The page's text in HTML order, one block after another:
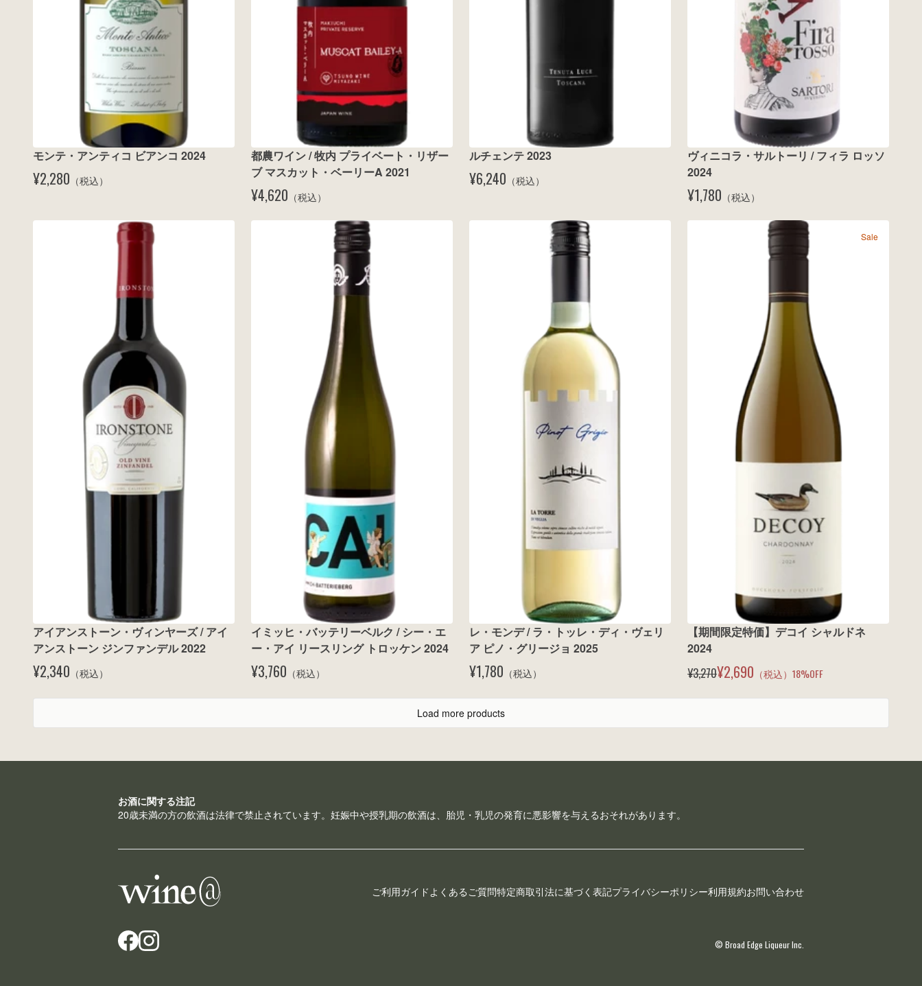
モンテ・アンティコ ビアンコ 2024
¥2,280 （税込）
都農ワイン / 牧内 プライベート・リザー
ブ マスカット・ベーリーA 2021
¥4,620 （税込）
ルチェンテ 2023
¥6,240 （税込）
ヴィニコラ・サルトーリ / フィラ ロッソ
2024
¥1,780 （税込）
アイアンストーン・ヴィンヤーズ / アイ
アンストーン ジンファンデル 2022
¥2,340 （税込）
イミッヒ・バッテリーベルク / シー・エ
ー・アイ リースリング トロッケン 2024
¥3,760 （税込）
レ・モンデ / ラ・トッレ・ディ・ヴェリ
ア ピノ・グリージョ 2025
¥1,780 （税込）
Sale
【期間限定特価】デコイ シャルドネ
2024
¥3,270¥2,690 （税込） 18%OFF
Load more products
お酒に関する注記
20歳未満の方の飲酒は法律で禁止されています。妊娠中や授乳期の飲酒は、胎児・乳児の発育に悪影響を与えるおそれがあります。
ご利用ガイド よくあるご質問特定商取引法に基づく表記プライバシーポリシー利用規約お問い合わせ
© Broad Edge Liqueur Inc.